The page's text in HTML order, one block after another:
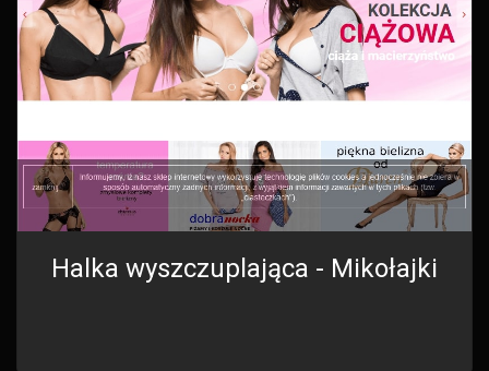
Halka wyszczuplająca - Mikołajki